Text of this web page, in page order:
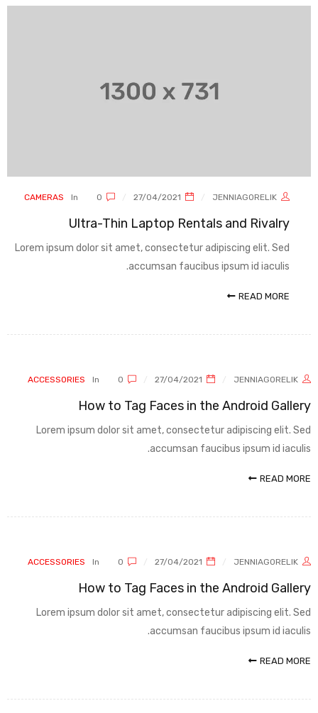
JENNIAGORELIK
In
CAMERAS
Ultra-Thin Laptop Rentals and Rivalry
Lorem ipsum dolor sit amet, consectetur adipiscing elit. Sed
accumsan faucibus ipsum id iaculis.
READ MORE
JENNIAGORELIK
In
ACCESSORIES
How to Tag Faces in the Android Gallery
Lorem ipsum dolor sit amet, consectetur adipiscing elit. Sed
accumsan faucibus ipsum id iaculis.
READ MORE
JENNIAGORELIK
In
ACCESSORIES
How to Tag Faces in the Android Gallery
Lorem ipsum dolor sit amet, consectetur adipiscing elit. Sed
accumsan faucibus ipsum id iaculis.
READ MORE